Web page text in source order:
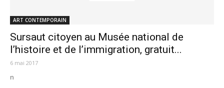
ART CONTEMPORAIN
Sursaut citoyen au Musée national de
l’histoire et de l’immigration, gratuit...
6 mai 2017
n